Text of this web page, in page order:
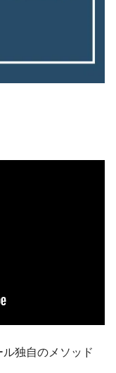
独自のメソッド